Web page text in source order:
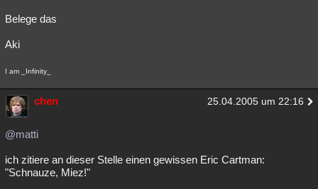
Belege das
Aki
I am _Infinity_
chen 25.04.2005 um 22:16
@matti
ich zitiere an dieser Stelle einen gewissen Eric Cartman:
"Schnauze, Miez!"